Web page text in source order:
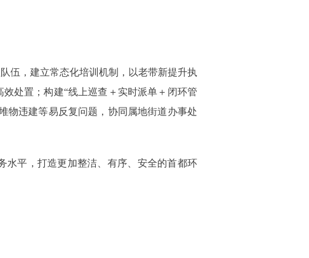
，建立常态化培训机制，以老带新提升执
处置；构建“线上巡查＋实时派单＋闭环管
物违建等易反复问题，协同属地街道办事处
平，打造更加整洁、有序、安全的首都环